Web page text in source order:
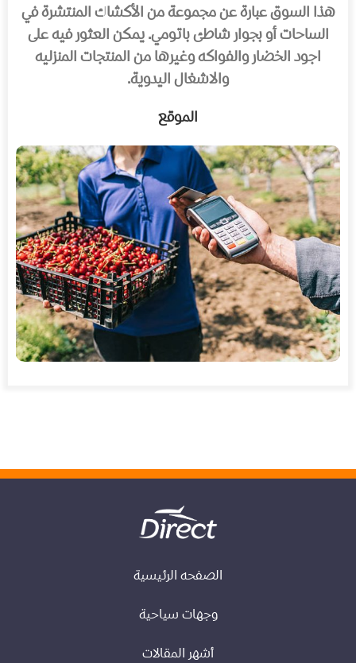
هذا السوق عبارة عن مجموعة من الأكشاك المنتشرة في
الساحات أو بجوار شاطئ باتومي. يمكن العثور فيه على
اجود الخضار والفواكه وغيرها من المنتجات المنزليه
والاشغال اليدوية.
الموقع
الصفحه الرئيسية
وجهات سياحية
أشهر المقالات